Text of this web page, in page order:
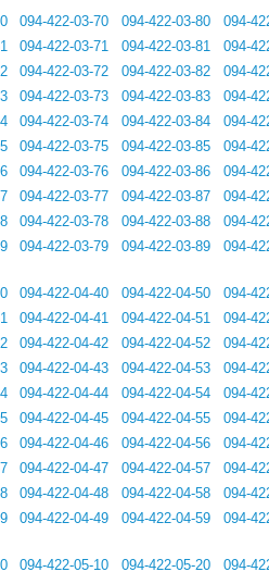
094-422-03-70
094-422-03-71
094-422-03-72
094-422-03-73
094-422-03-74
094-422-03-75
094-422-03-76
094-422-03-77
094-422-03-78
094-422-03-79
094-422-03-80
094-422-03-81
094-422-03-82
094-422-03-83
094-422-03-84
094-422-03-85
094-422-03-86
094-422-03-87
094-422-03-88
094-422-03-89
094-
094-
094-
094-
094-
094-
094-
094-
094-
094-
094-422-04-40
094-422-04-41
094-422-04-42
094-422-04-43
094-422-04-44
094-422-04-45
094-422-04-46
094-422-04-47
094-422-04-48
094-422-04-49
094-422-04-50
094-422-04-51
094-422-04-52
094-422-04-53
094-422-04-54
094-422-04-55
094-422-04-56
094-422-04-57
094-422-04-58
094-422-04-59
094-
094-
094-
094-
094-
094-
094-
094-
094-
094-
094-422-05-10 094-422-05-20 094-